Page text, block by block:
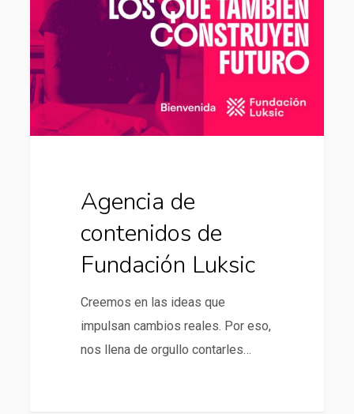
de
Fundación
Luksic
Agencia de
contenidos de
Fundación Luksic
Creemos en las ideas que
impulsan cambios reales. Por eso,
nos llena de orgullo contarles…